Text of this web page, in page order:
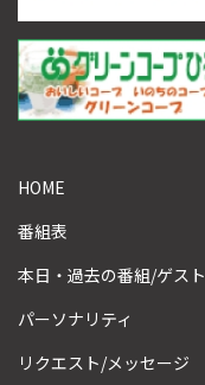
HOME
番組表
本日・過去の番組/ゲスト
パーソナリティ
リクエスト/メッセージ